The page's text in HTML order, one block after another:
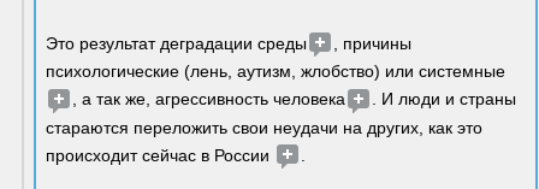
Это результат деградации среды
, причины
психологические (лень, аутизм, жлобство) или системные
, а так же, агрессивность человека
. И люди и страны
стараются переложить свои неудачи на других, как это
происходит сейчас в России